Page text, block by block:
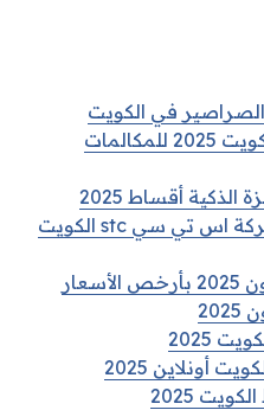
في الكويت
باقات وعروض اوريدو الكويت 2025 للمكالمات
جميع عروض وباقات شركة اس تي سي stc الكويت
2025
أونلاين 2025
2025